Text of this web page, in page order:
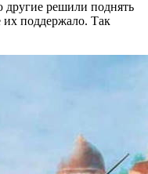
другие решили поднять
их поддержало. Так